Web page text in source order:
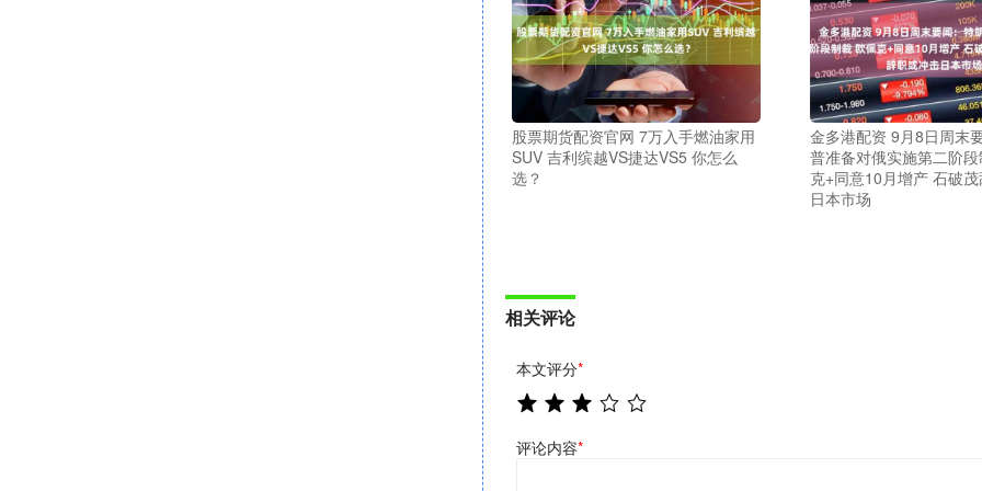
股票期货配资官网 7万入手燃油家用
SUV 吉利缤越VS捷达VS5 你怎么
选？
金多港配资 9月8日周末
普准备对俄实施第二阶
克+同意10月增产 石破
日本市场
相关评论
本文评分*
评论内容*